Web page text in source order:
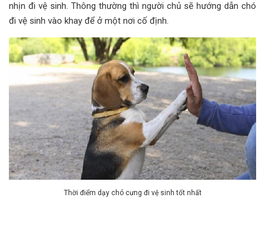
nhịn đi vệ sinh. Thông thường thì người chủ sẽ hướng dẫn chó
đi vệ sinh vào khay để ở một nơi cố định.
Thời điểm dạy chó cưng đi vệ sinh tốt nhất